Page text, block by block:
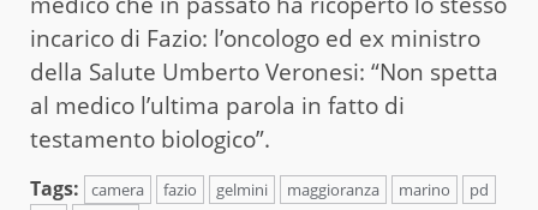
incarico di Fazio: l’oncologo ed ex ministro
della Salute Umberto Veronesi: “Non spetta
al medico l’ultima parola in fatto di
testamento biologico”.
Tags: camera fazio gelmini maggioranza marino
pd